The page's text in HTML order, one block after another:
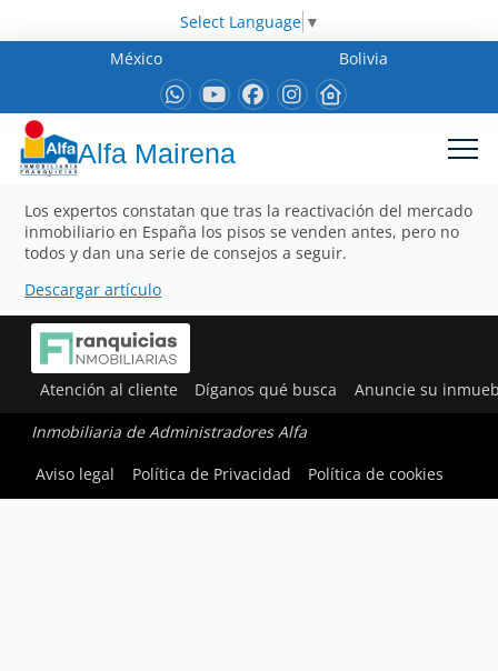
Select Language ▼
México
Bolivia
Alfa Mairena
Los expertos constatan que tras la reactivación del mercado
inmobiliario en España los pisos se venden antes, pero no
todos y dan una serie de consejos a seguir.
Descargar artículo
Atención al cliente Díganos qué busca Anuncie su
Inmobiliaria de Administradores Alfa
Aviso legal
Política de Privacidad Política de cookies